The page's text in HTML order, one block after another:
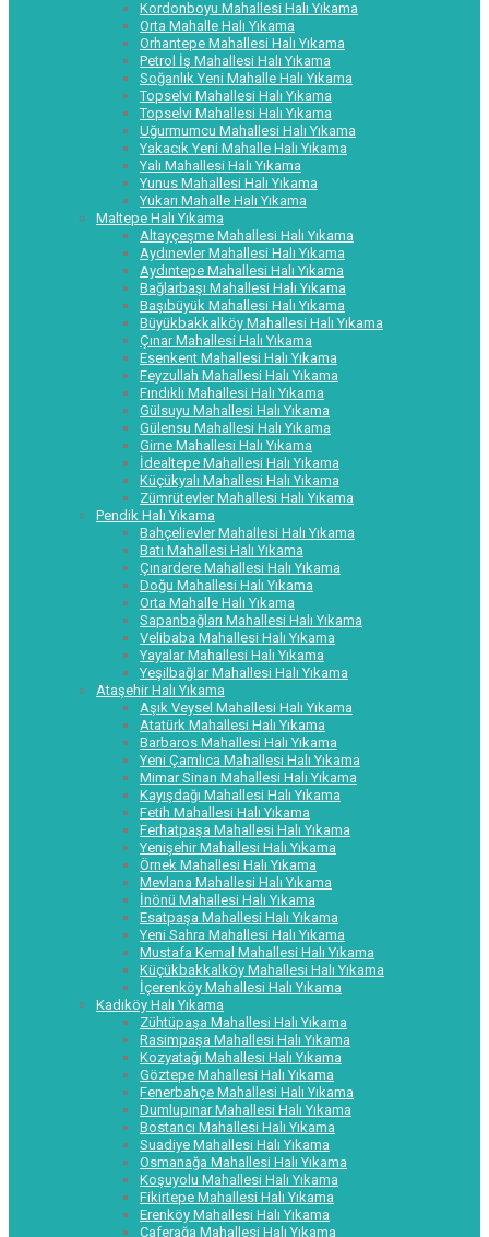
Kordonboyu Mahallesi Halı Yıkama
Orta Mahalle Halı Yıkama
Orhantepe Mahallesi Halı Yıkama
Petrol İş Mahallesi Halı Yıkama
Soğanlık Yeni Mahalle Halı Yıkama
Topselvi Mahallesi Halı Yıkama
Topselvi Mahallesi Halı Yıkama
Uğurmumcu Mahallesi Halı Yıkama
Yakacık Yeni Mahalle Halı Yıkama
Yalı Mahallesi Halı Yıkama
Yunus Mahallesi Halı Yıkama
Yukarı Mahalle Halı Yıkama
Maltepe Halı Yıkama
Altayçeşme Mahallesi Halı Yıkama
Aydınevler Mahallesi Halı Yıkama
Aydıntepe Mahallesi Halı Yıkama
Bağlarbaşı Mahallesi Halı Yıkama
Başıbüyük Mahallesi Halı Yıkama
Büyükbakkalköy Mahallesi Halı Yıkama
Çınar Mahallesi Halı Yıkama
Esenkent Mahallesi Halı Yıkama
Feyzullah Mahallesi Halı Yıkama
Fındıklı Mahallesi Halı Yıkama
Gülsuyu Mahallesi Halı Yıkama
Gülensu Mahallesi Halı Yıkama
Girne Mahallesi Halı Yıkama
İdealtepe Mahallesi Halı Yıkama
Küçükyalı Mahallesi Halı Yıkama
Zümrütevler Mahallesi Halı Yıkama
Pendik Halı Yıkama
Bahçelievler Mahallesi Halı Yıkama
Batı Mahallesi Halı Yıkama
Çınardere Mahallesi Halı Yıkama
Doğu Mahallesi Halı Yıkama
Orta Mahalle Halı Yıkama
Sapanbağları Mahallesi Halı Yıkama
Velibaba Mahallesi Halı Yıkama
Yayalar Mahallesi Halı Yıkama
Yeşilbağlar Mahallesi Halı Yıkama
Ataşehir Halı Yıkama
Aşık Veysel Mahallesi Halı Yıkama
Atatürk Mahallesi Halı Yıkama
Barbaros Mahallesi Halı Yıkama
Yeni Çamlıca Mahallesi Halı Yıkama
Mimar Sinan Mahallesi Halı Yıkama
Kayışdağı Mahallesi Halı Yıkama
Fetih Mahallesi Halı Yıkama
Ferhatpaşa Mahallesi Halı Yıkama
Yenişehir Mahallesi Halı Yıkama
Örnek Mahallesi Halı Yıkama
Mevlana Mahallesi Halı Yıkama
İnönü Mahallesi Halı Yıkama
Esatpaşa Mahallesi Halı Yıkama
Yeni Sahra Mahallesi Halı Yıkama
Mustafa Kemal Mahallesi Halı Yıkama
Küçükbakkalköy Mahallesi Halı Yıkama
İçerenköy Mahallesi Halı Yıkama
Kadıköy Halı Yıkama
Zühtüpaşa Mahallesi Halı Yıkama
Rasimpaşa Mahallesi Halı Yıkama
Kozyatağı Mahallesi Halı Yıkama
Göztepe Mahallesi Halı Yıkama
Fenerbahçe Mahallesi Halı Yıkama
Dumlupınar Mahallesi Halı Yıkama
Bostancı Mahallesi Halı Yıkama
Suadiye Mahallesi Halı Yıkama
Osmanağa Mahallesi Halı Yıkama
Koşuyolu Mahallesi Halı Yıkama
Fikirtepe Mahallesi Halı Yıkama
Erenköy Mahallesi Halı Yıkama
Caferağa Mahallesi Halı Yıkama